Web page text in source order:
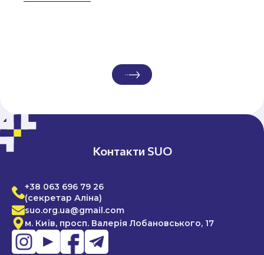
Контакти SUO
+38 063 696 79 26
(секретар Аліна)
suo.org.ua@gmail.com
м. Київ, просп. Валерія Лобановського, 17